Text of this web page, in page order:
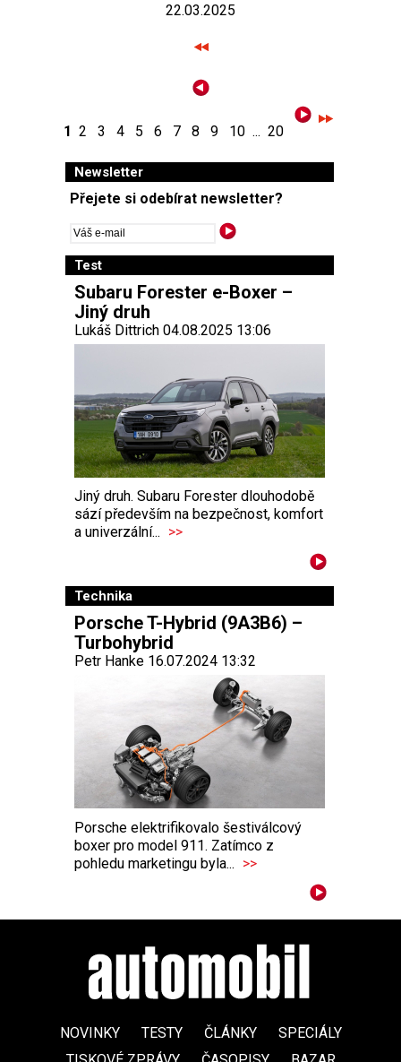
22.03.2025
1 2 3 4 5 6 7 8 9 10 ... 20
Newsletter
Přejete si odebírat newsletter?
Test
Subaru Forester e-Boxer –
Jiný druh
Lukáš Dittrich 04.08.2025 13:06
Jiný druh. Subaru Forester dlouhodobě
sází především na bezpečnost, komfort
a univerzální... >>
Technika
Porsche T-Hybrid (9A3B6) –
Turbohybrid
Petr Hanke 16.07.2024 13:32
Porsche elektrifikovalo šestiválcový
boxer pro model 911. Zatímco z
pohledu marketingu byla... >>
NOVINKY TESTY ČLÁNKY
SPECIÁLY